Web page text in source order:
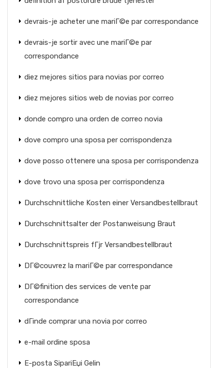
devrais-je acheter une mariГ©e par correspondance
devrais-je sortir avec une mariГ©e par
correspondance
diez mejores sitios para novias por correo
diez mejores sitios web de novias por correo
donde compro una orden de correo novia
dove compro una sposa per corrispondenza
dove posso ottenere una sposa per corrispondenza
dove trovo una sposa per corrispondenza
Durchschnittliche Kosten einer Versandbestellbraut
Durchschnittsalter der Postanweisung Braut
Durchschnittspreis fГјr Versandbestellbraut
DГ©couvrez la mariГ©e par correspondance
DГ©finition des services de vente par
correspondance
dГіnde comprar una novia por correo
e-mail ordine sposa
E-posta SipariЕџi Gelin